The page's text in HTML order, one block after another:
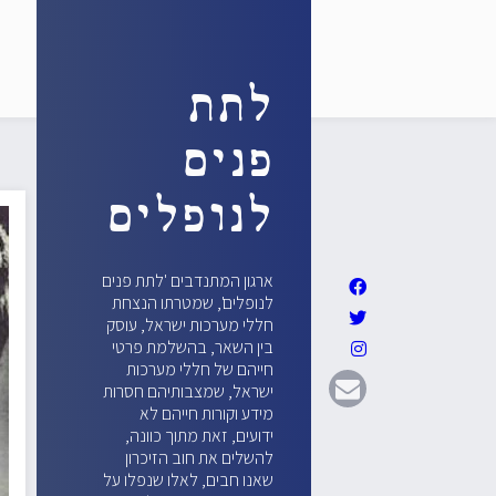
לתת
פנים
לנופלים
ארגון המתנדבים 'לתת פנים
לנופלים', שמטרתו הנצחת
חללי מערכות ישראל, עוסק
בין השאר, בהשלמת פרטי
חייהם של חללי מערכות
ישראל, שמצבותיהם חסרות
מידע וקורות חייהם לא
ידועים, זאת מתוך כוונה,
להשלים את חוב הזיכרון
שאנו חבים, לאלו שנפלו על